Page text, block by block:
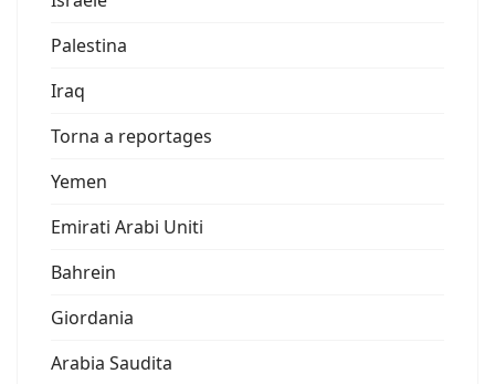
Palestina
Iraq
Torna a reportages
Yemen
Emirati Arabi Uniti
Bahrein
Giordania
Arabia Saudita